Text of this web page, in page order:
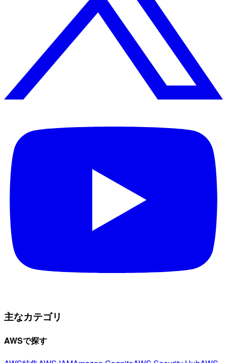
主なカテゴリ
AWSで探す